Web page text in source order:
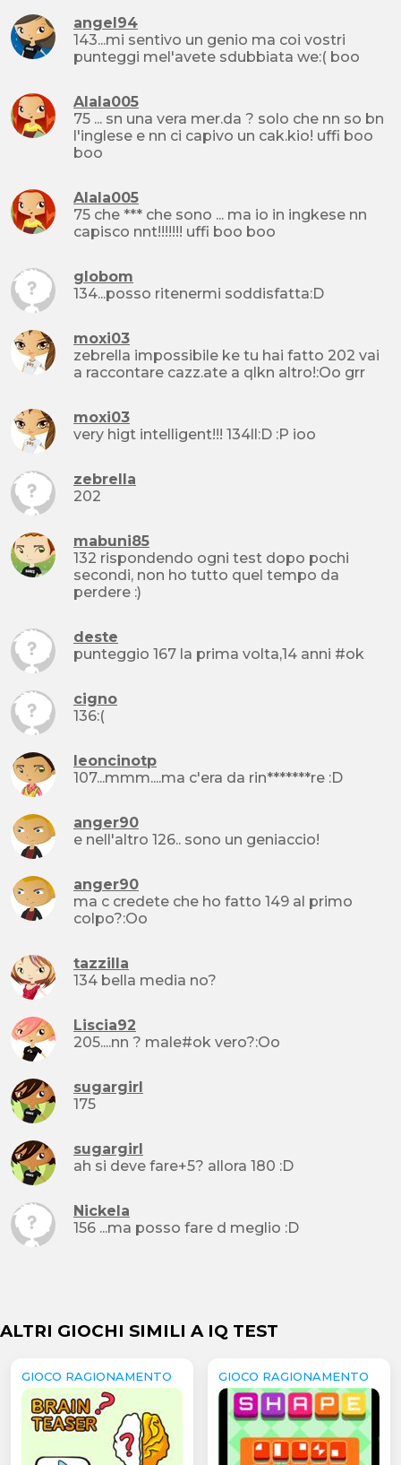
angel94
143...mi sentivo un genio ma coi vostri
punteggi mel'avete sdubbiata we:( boo
Alala005
75 ... sn una vera mer.da ? solo che nn so bn
l'inglese e nn ci capivo un cak.kio! uffi boo
boo
Alala005
75 che *** che sono ... ma io in ingkese nn
capisco nnt!!!!!!! uffi boo boo
globom
134...posso ritenermi soddisfatta:D
moxi03
zebrella impossibile ke tu hai fatto 202 vai
a raccontare cazz.ate a qlkn altro!:Oo grr
moxi03
very higt intelligent!!! 134ll:D :P ioo
zebrella
202
mabuni85
132 rispondendo ogni test dopo pochi
secondi, non ho tutto quel tempo da
perdere :)
deste
punteggio 167 la prima volta,14 anni #ok
cigno
136:(
leoncinotp
107...mmm....ma c'era da rin*******re :D
anger90
e nell'altro 126.. sono un geniaccio!
anger90
ma c credete che ho fatto 149 al primo
colpo?:Oo
tazzilla
134 bella media no?
Liscia92
205....nn ? male#ok vero?:Oo
sugargirl
175
sugargirl
ah si deve fare+5? allora 180 :D
Nickela
156 ...ma posso fare d meglio :D
ALTRI GIOCHI SIMILI A IQ TEST
GIOCO RAGIONAMENTO GIOCO RAGIONAMENTO